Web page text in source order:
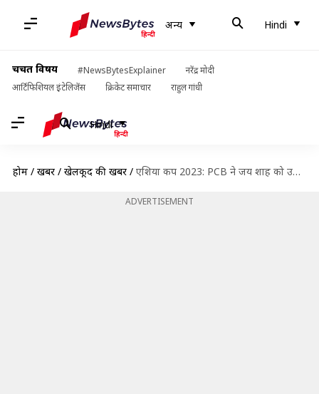
अन्य Hindi
चर्चित विषय #NewsBytesExplainer
नरेंद्र मोदी
आर्टिफिशियल इंटेलिजेंस
क्रिकेट समाचार राहुल गांधी
Hindi
होम / खबरें / खेलकूद की खबरें / एशिया कप 2023: PCB ने जय शाह को उद्घाटन मैच के लिए पाकिस्तान आमंत्रित किया
ADVERTISEMENT